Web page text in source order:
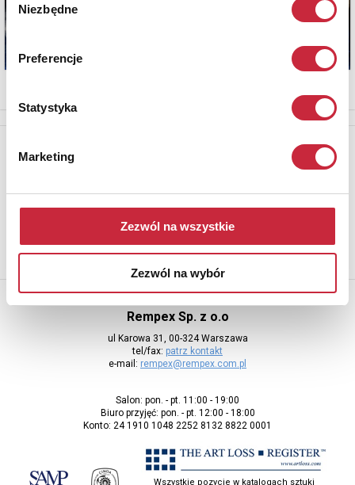
zgody
Niezbędne
Preferencje
Statystyka
Marketing
Zezwól na wszystkie
Zezwól na wybór
Aby otrzymywać informacje o nowych aukcjach, prosimy podać
Rempex Sp. z o.o
ul Karowa 31, 00-324 Warszawa
tel/fax: patrz kontakt
e-mail: rempex@rempex.com.pl
Salon: pon. - pt. 11:00 - 19:00
Biuro przyjęć: pon. - pt. 12:00 - 18:00
Konto: 24 1910 1048 2252 8132 8822 0001
Wszystkie pozycje w katalogach sztuki